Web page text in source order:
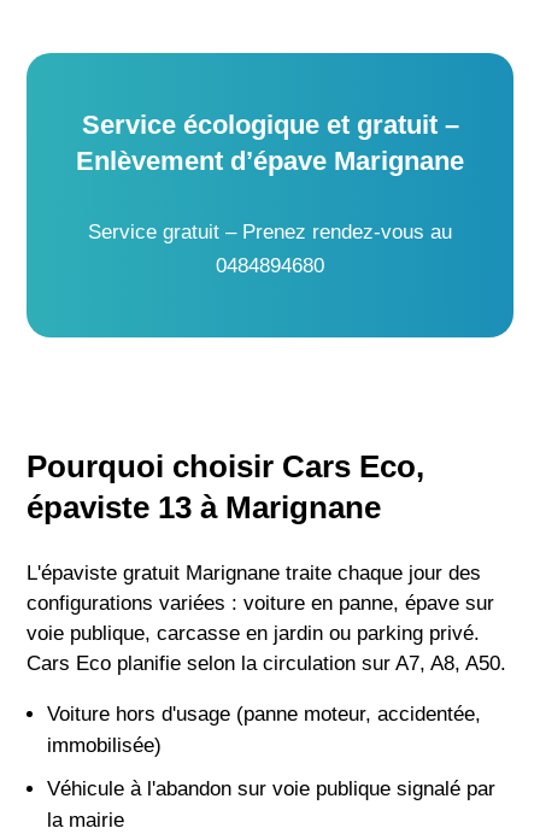
Service écologique et gratuit –
Enlèvement d’épave Marignane
Service gratuit – Prenez rendez-vous au
0484894680
Pourquoi choisir Cars Eco,
épaviste 13 à Marignane
L'épaviste gratuit Marignane traite chaque jour des
configurations variées : voiture en panne, épave sur
voie publique, carcasse en jardin ou parking privé.
Cars Eco planifie selon la circulation sur A7, A8, A50.
Voiture hors d'usage (panne moteur, accidentée,
immobilisée)
Véhicule à l'abandon sur voie publique signalé par
la mairie